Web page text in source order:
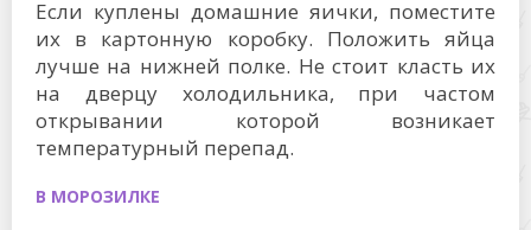
Если куплены домашние яички, поместите
их в картонную коробку. Положить яйца
лучше на нижней полке. Не стоит класть их
на дверцу холодильника, при частом
открывании которой возникает
температурный перепад.
В МОРОЗИЛКЕ